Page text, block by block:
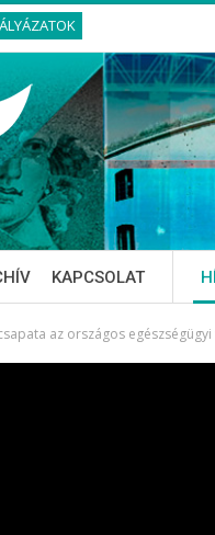
KAPCSOLAT
az országos